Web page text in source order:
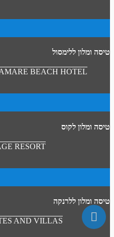
טיסה ומלון ללימסול
BEACH HOTEL
טיסה ומלון לקוס
RESORT
טיסה ומלון ללרנקה
AND VILLAS